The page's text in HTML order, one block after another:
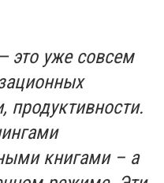
это уже совсем
продуктивности.
книгами – а